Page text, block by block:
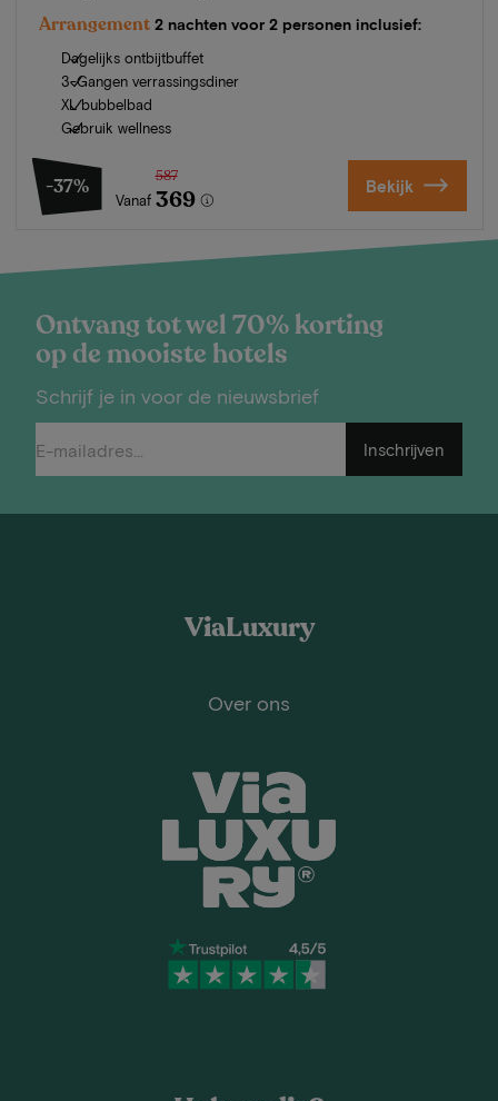
Arrangement 2 nachten voor 2 personen inclusief:
Dagelijks ontbijtbuffet
3-Gangen verrassingsdiner
XL bubbelbad
Gebruik wellness
-37%
Vanaf
587
369 Bekijk
Ontvang tot wel 70% korting
op de mooiste hotels
Schrijf je in voor de nieuwsbrief
Inschrijven
ViaLuxury
Over ons